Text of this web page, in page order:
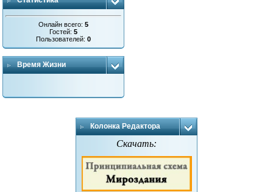
Онлайн всего:5
Гостей:5
Пользователей:0
Время Жизни
Колонка Редактора
Скачать: